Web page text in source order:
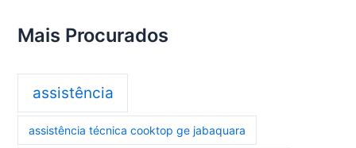
Mais Procurados
assistência
assistência técnica cooktop ge jabaquara